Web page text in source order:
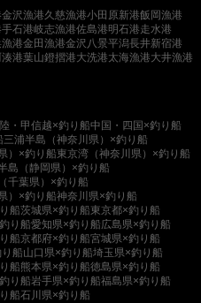
金沢漁港久慈漁港小田原新港飯岡漁港
手石港岐志漁港佐島港明石港走水港
港金田漁港金沢八景平潟長井新宿港
港葉山鐙摺港大洗港太海漁港大井漁港
・甲信越×釣り船中国・四国×釣り船
三浦半島（神奈川県）×釣り船
）×釣り船東京湾（神奈川県）×釣り船
島（静岡県）×釣り船
千葉県）×釣り船
）×釣り船神奈川県×釣り船
船茨城県×釣り船東京都×釣り船
り船愛知県×釣り船広島県×釣り船
船京都府×釣り船宮城県×釣り船
船山口県×釣り船埼玉県×釣り船
船熊本県×釣り船徳島県×釣り船
り船岩手県×釣り船福島県×釣り船
船石川県×釣り船